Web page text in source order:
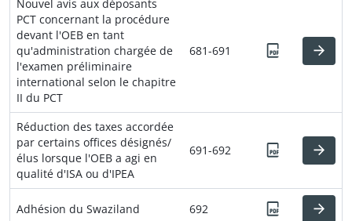
Nouvel avis aux déposants
PCT concernant la procédure
devant l'OEB en tant
qu'administration chargée de
l'examen préliminaire
international selon le chapitre
II du PCT
681-691
Réduction des taxes accordée
par certains offices désignés/
élus lorsque l'OEB a agi en
qualité d'ISA ou d'IPEA
691-692
Adhésion du Swaziland 692